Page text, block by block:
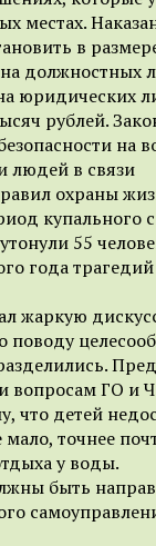
местах.
в
на должностных
юридических
рублей.
на
людей в связи
охраны
купального
55
года
жаркую
вопросам ГО и
что детей
точнее
у воды.
быть